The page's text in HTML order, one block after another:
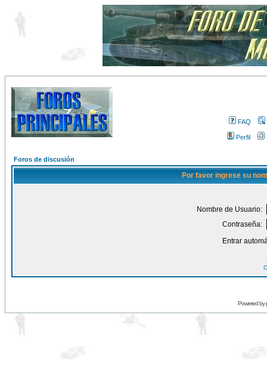
FAQ
Perfil
Foros de discusión
Por favor ingrese su
Nombre de Usuario:
Contraseña:
Entrar
Powered by